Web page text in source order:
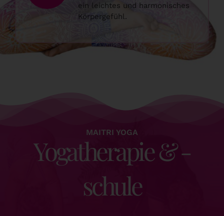
ein leichtes und harmonisches
Körpergefühl.
MAITRI YOGA
Yogatherapie & -
schule